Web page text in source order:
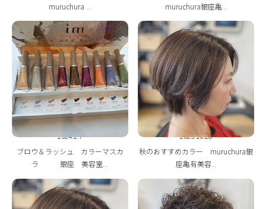
muruchura ...
muruchura銀座亀...
2024.2.7
ブロウ＆ラッシュ カラーマスカ
ラ 銀座 美容室...
2023.10.28
秋のおすすめカラー muruchura銀
座亀有美容...